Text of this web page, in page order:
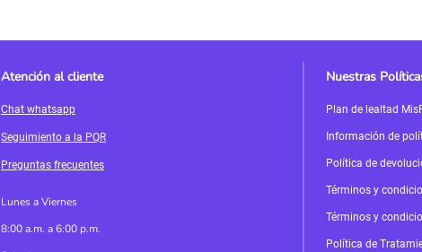
Atención al cliente
Chat whatsapp
Seguimiento a la PQR
Preguntas frecuentes
Lunes a Viernes
8:00 a.m. a 6:00 p.m.
Nuestras
Plan de lealtad
Información de
Política de
Términos y
Términos y
Política de